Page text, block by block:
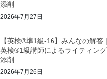
添削
2026年7月27日
【英検®準1級-16】みんなの解答 |
英検®1級講師によるライティング
添削
2026年7月26日